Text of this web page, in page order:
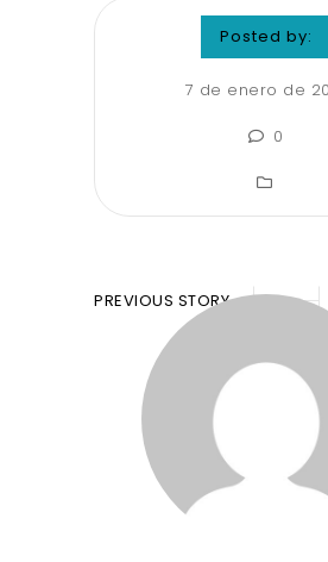
Posted by:
7 de enero de
0
PREVIOUS STORY